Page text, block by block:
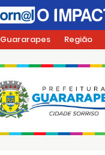
Guararapes Região